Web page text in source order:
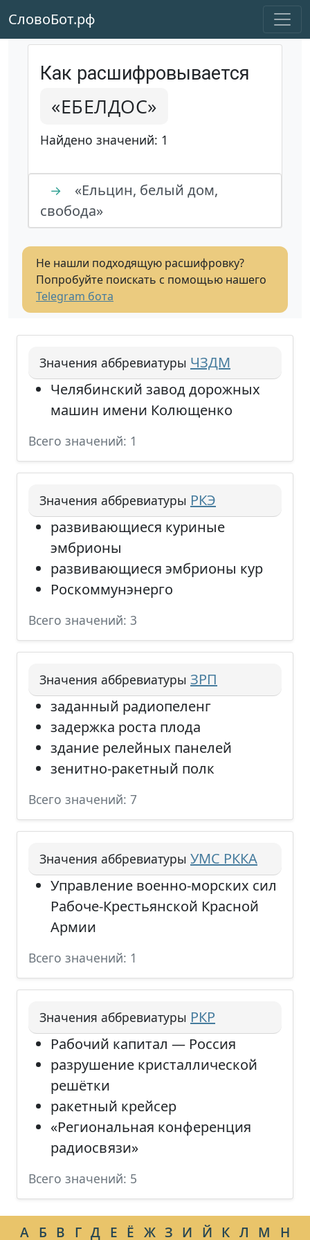
СловоБот.рф
Как расшифровывается
«ЕБЕЛДОС»
Найдено значений: 1
→
«Ельцин, белый дом,
свобода»
Не нашли подходящую расшифровку?
Попробуйте поискать с помощью нашего
Telegram бота
Значения аббревиатуры ЧЗДМ
Челябинский завод дорожных
машин имени Колющенко
Всего значений: 1
Значения аббревиатуры РКЭ
развивающиеся куриные
эмбрионы
развивающиеся эмбрионы кур
Роскоммунэнерго
Всего значений: 3
Значения аббревиатуры ЗРП
заданный радиопеленг
задержка роста плода
здание релейных панелей
зенитно-ракетный полк
Всего значений: 7
Значения аббревиатуры УМС РККА
Управление военно-морских сил
Рабоче-Крестьянской Красной
Армии
Всего значений: 1
Значения аббревиатуры РКР
Рабочий капитал — Россия
разрушение кристаллической
решётки
ракетный крейсер
«Региональная конференция
радиосвязи»
Всего значений: 5
А Б В Г Д Е Ё Ж З И Й К Л М Н